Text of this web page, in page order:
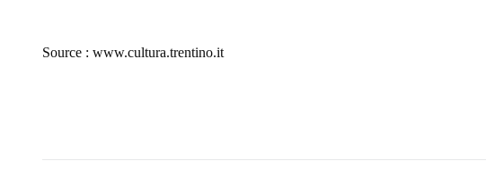
Source : www.cultura.trentino.it